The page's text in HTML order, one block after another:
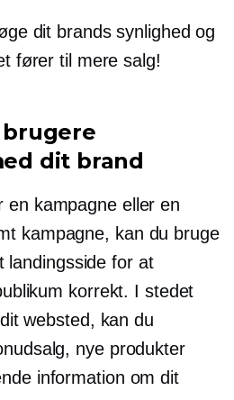
dit brands synlighed og
fører til mere salg!
dit brand
en kampagne eller en
kampagne, kan du bruge
landingsside for at
korrekt. I stedet
websted, kan du
nye produkter
information om dit